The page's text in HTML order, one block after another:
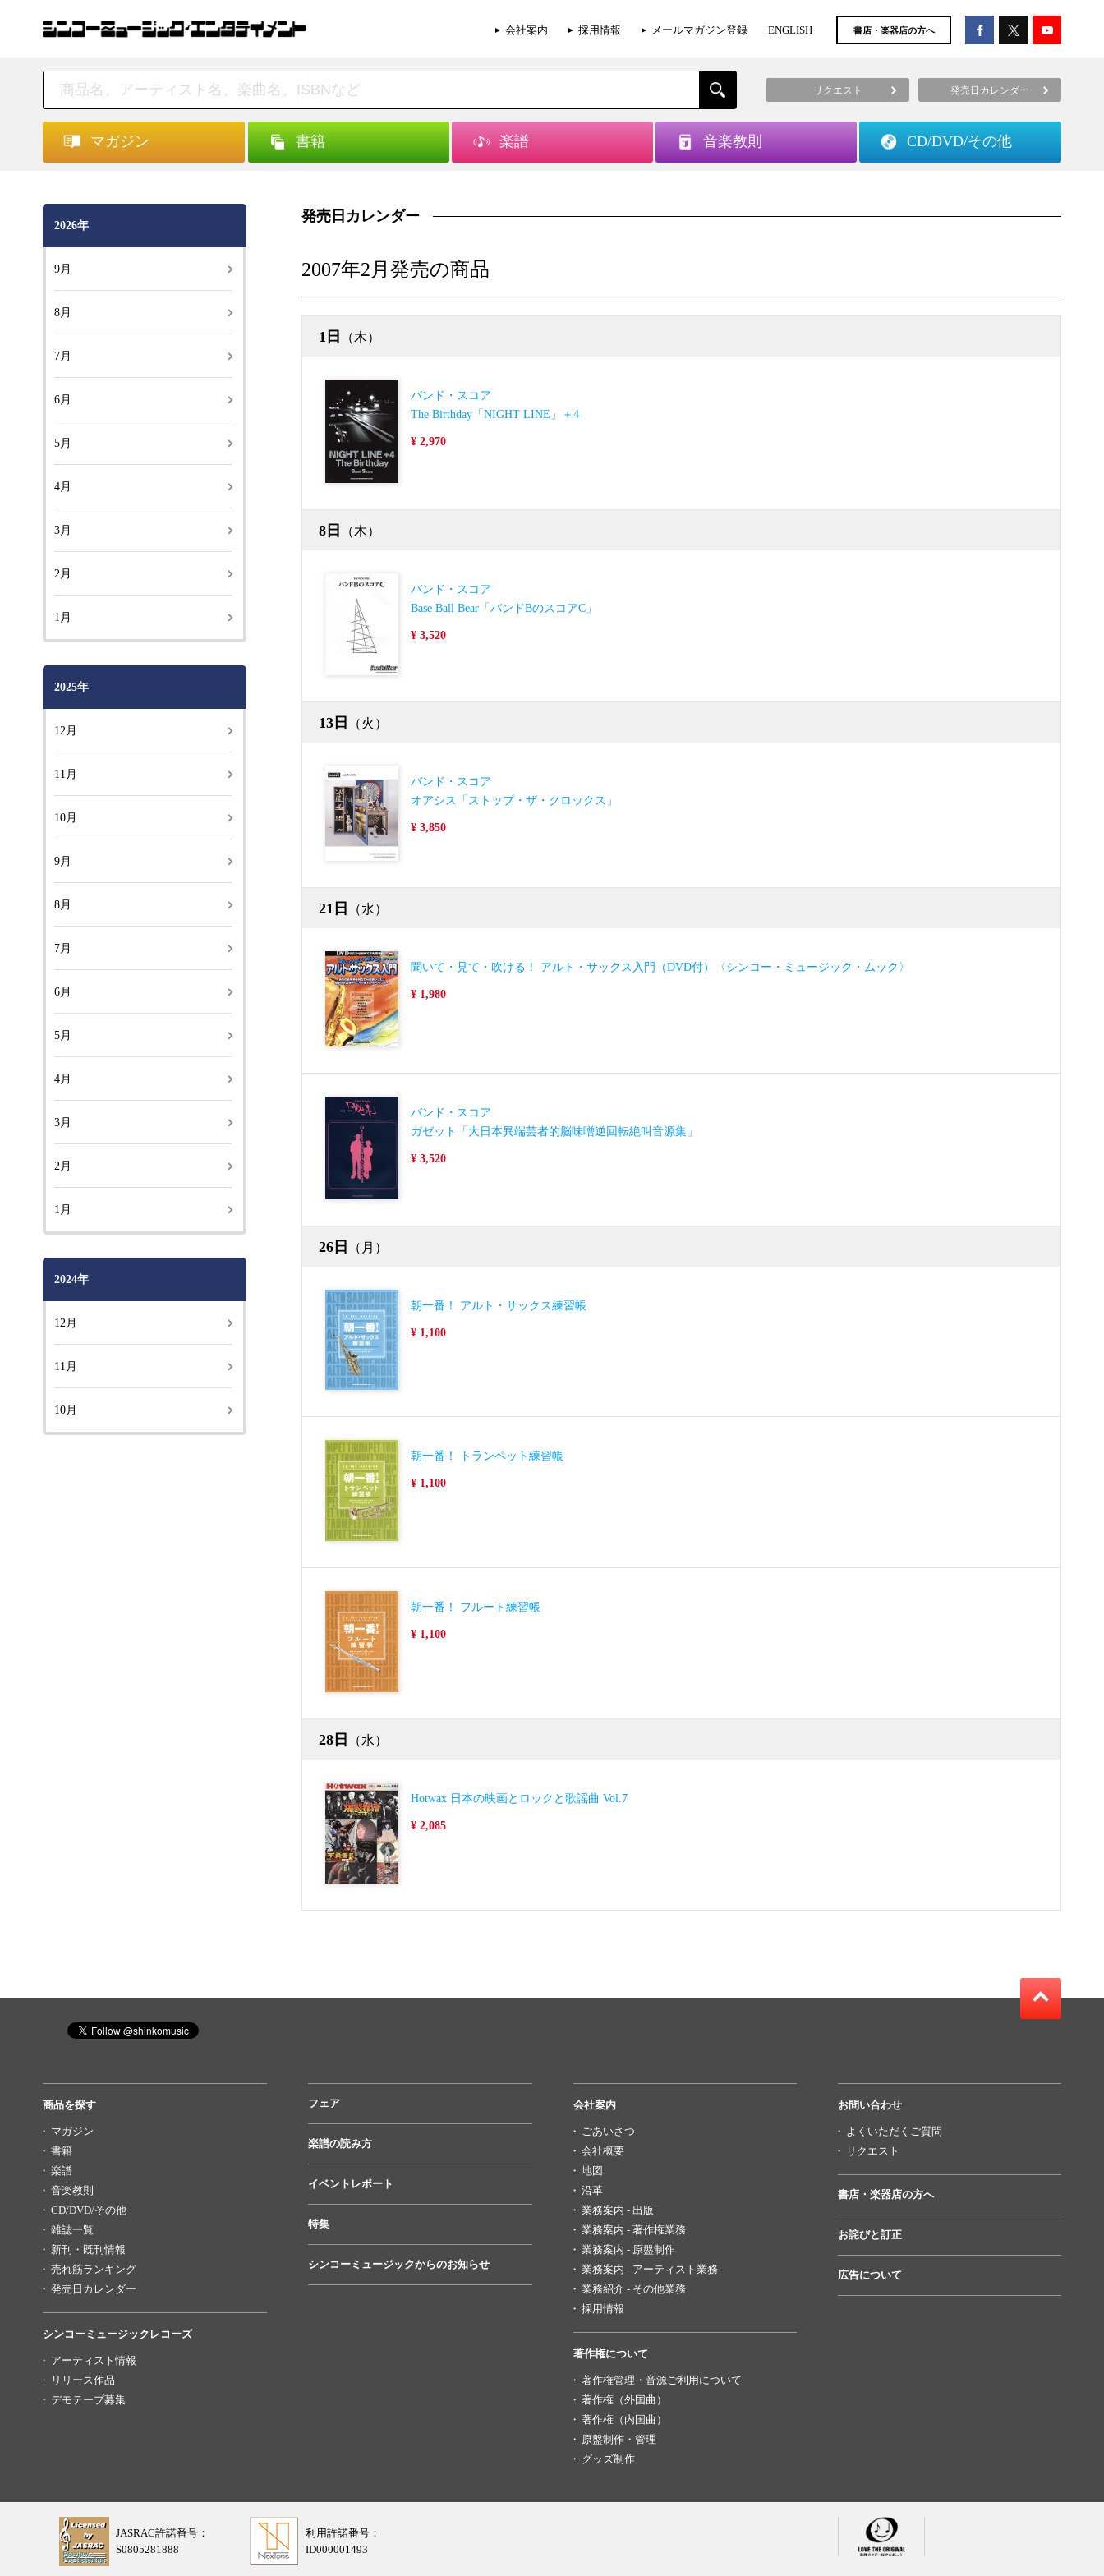
会社案内 採用情報 メールマガジン登録 ENGLISH 書店・楽器店の方へ
リクエスト 発売日カレンダー
マガジン 書籍 楽譜 音楽教則 CD/DVD/その他
2026年
9月
8月
7月
6月
5月
4月
3月
2月
1月
2025年
12月
11月
10月
9月
8月
7月
6月
5月
4月
3月
2月
1月
2024年
12月
11月
10月
発売日カレンダー
2007年2 月 発売の商品
1日 （木）
バンド・スコア
The Birthday「NIGHT LINE」＋4
¥ 2,970
8日 （木）
バンド・スコア
Base Ball Bear「バンドBのスコアC」
¥ 3,520
13日 （火）
バンド・スコア
オアシス「ストップ・ザ・クロックス」
¥ 3,850
21日 （水）
聞いて・見て・吹ける！ アルト・サックス入門（DVD付）〈シンコー・ミュージック・ムック〉
¥ 1,980
バンド・スコア
ガゼット「大日本異端芸者的脳味噌逆回転絶叫音源集」
¥ 3,520
26日 （月）
朝一番！ アルト・サックス練習帳
¥ 1,100
朝一番！ トランペット練習帳
¥ 1,100
朝一番！ フルート練習帳
¥ 1,100
28日 （水）
Hotwax 日本の映画とロックと歌謡曲 Vol.7
¥ 2,085
商品を探す
マガジン
書籍
楽譜
音楽教則
CD/DVD/その他
雑誌一覧
新刊・既刊情報
売れ筋ランキング
発売日カレンダー
シンコーミュージックレコーズ
アーティスト情報
リリース作品
デモテープ募集
フェア
楽譜の読み方
イベントレポート
特集
シンコーミュージックからのお知らせ
会社案内
ごあいさつ
会社概要
地図
沿革
業務案内 - 出版
業務案内 - 著作権業務
業務案内 - 原盤制作
業務案内 - アーティスト業務
業務紹介 - その他業務
採用情報
著作権について
著作権管理・音源ご利用について
著作権（外国曲）
著作権（内国曲）
原盤制作・管理
グッズ制作
お問い合わせ
よくいただくご質問
リクエスト
書店・楽器店の方へ
お詫びと訂正
広告について
JASRAC許諾番号：
S0805281888
利用許諾番号：
ID000001493